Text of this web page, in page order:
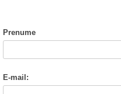
Prenume
E-mail: